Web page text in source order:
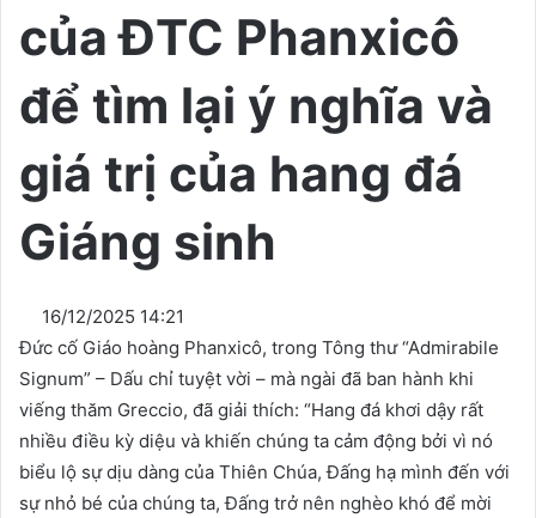
của ĐTC Phanxicô
để tìm lại ý nghĩa và
giá trị của hang đá
Giáng sinh
16/12/2025 14:21
Đức cố Giáo hoàng Phanxicô, trong Tông thư “Admirabile
Signum” – Dấu chỉ tuyệt vời – mà ngài đã ban hành khi
viếng thăm Greccio, đã giải thích: “Hang đá khơi dậy rất
nhiều điều kỳ diệu và khiến chúng ta cảm động bởi vì nó
biểu lộ sự dịu dàng của Thiên Chúa, Đấng hạ mình đến với
sự nhỏ bé của chúng ta, Đấng trở nên nghèo khó để mời